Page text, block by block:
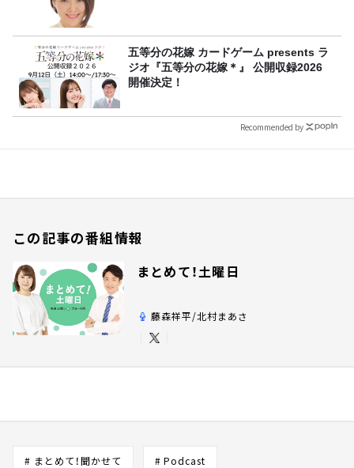
五等分の花嫁 カードゲーム presents ラ
ジオ『五等分の花嫁＊』 公開収録2026
開催決定！
Recommended by
この記事の番組情報
まとめて！土曜日
藤森祥平/北村まあさ
# まとめて！聞かせて # Podcast